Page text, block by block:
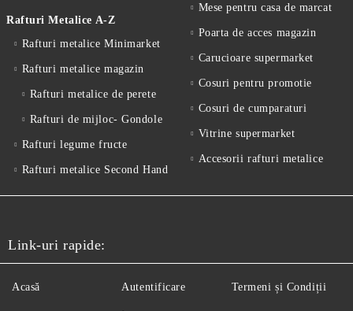
Rafturi Metalice A-Z
Rafturi metalice Minimarket
Rafturi metalice magazin
Rafturi metalice de perete
Rafturi de mijloc- Gondole
Rafturi legume fructe
Rafturi metalice Second Hand
Mese pentru casa de marcat
Poarta de acces magazin
Carucioare supermarket
Cosuri pentru promotie
Cosuri de cumparaturi
Vitrine supermarket
Accesorii rafturi metalice
Link-uri rapide:
Acasă Autentificare Termeni și Condiții